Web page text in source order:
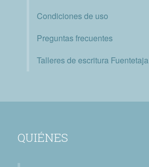
Condiciones de uso
Preguntas frecuentes
Talleres de escritura Fuentetaja
QUIÉNES